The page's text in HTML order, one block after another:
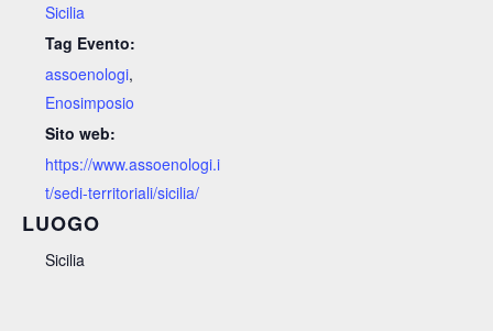
Sicilia
Tag Evento:
assoenologi,
Enosimposio
Sito web:
https://www.assoenologi.i
t/sedi-territoriali/sicilia/
LUOGO
Sicilia